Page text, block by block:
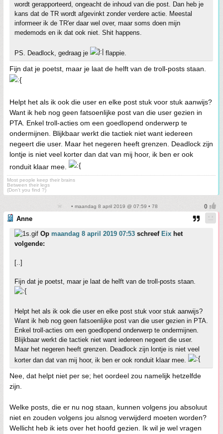
wordt gerapporteerd, ongeacht de inhoud van die post. Dan heb je
kans dat de TR wordt afgevinkt zonder verdere actie. Meestal
informeer ik de TR'er daar wel over, maar soms doen mijn
medemods en ik dat ook niet. Shit happens.
PS. Deadlock, gedraag je flappie.
Fijn dat je poetst, maar je laat de helft van de troll-posts staan.
Helpt het als ik ook die user en elke post stuk voor stuk aanwijs?
Want ik heb nog geen fatsoenlijke post van die user gezien in
PTA. Enkel troll-acties om een goedlopend onderwerp te
ondermijnen. Blijkbaar werkt die tactiek niet want iedereen
negeert die user. Maar het negeren heeft grenzen. Deadlock zijn
lontje is niet veel korter dan dat van mij hoor, ik ben er ook
ronduit klaar mee.
Most people keep their brains
Between their legs
(Don't you find ?)
• maandag 8 april 2019 @ 07:59 • 78
Anne
Op maandag 8 april 2019 07:53 schreef Eix het
volgende:
[..]
Fijn dat je poetst, maar je laat de helft van de troll-posts staan.
Helpt het als ik ook die user en elke post stuk voor stuk aanwijs?
Want ik heb nog geen fatsoenlijke post van die user gezien in PTA.
Enkel troll-acties om een goedlopend onderwerp te ondermijnen.
Blijkbaar werkt die tactiek niet want iedereen negeert die user.
Maar het negeren heeft grenzen. Deadlock zijn lontje is niet veel
korter dan dat van mij hoor, ik ben er ook ronduit klaar mee.
Nee, dat helpt niet per se; het oordeel zou namelijk hetzelfde
zijn.
Welke posts, die er nu nog staan, kunnen volgens jou absoluut
niet en zouden volgens jou alsnog verwijderd moeten worden?
Wellicht heb ik iets over het hoofd gezien. Ik wil je wel vragen